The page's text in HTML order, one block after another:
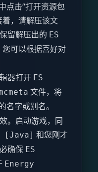
点击“打开资源包
，请解压该文
留解压出的 ES
您可以根据喜好对
器打开 ES
文件，将
名字或别名。
。启动游戏，同
[Java] 和您刚才
确保 ES
Energy